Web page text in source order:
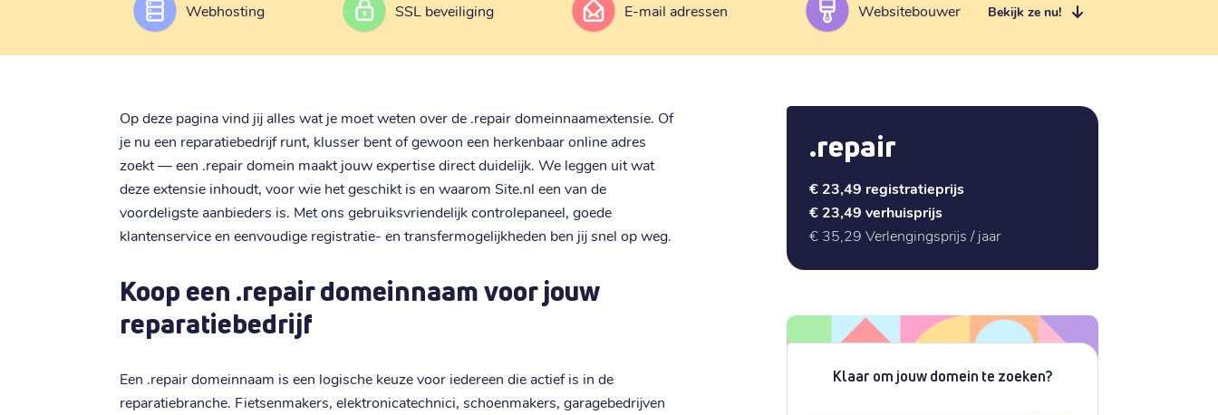
Webhosting SSL beveiliging E-mail adressen Websitebouwer Bekijk ze nu!
Op deze pagina vind jij alles wat je moet weten over de .repair domeinnaamextensie. Of
je nu een reparatiebedrijf runt, klusser bent of gewoon een herkenbaar online adres
zoekt — een .repair domein maakt jouw expertise direct duidelijk. We leggen uit wat
deze extensie inhoudt, voor wie het geschikt is en waarom Site.nl een van de
voordeligste aanbieders is. Met ons gebruiksvriendelijk controlepaneel, goede
klantenservice en eenvoudige registratie- en transfermogelijkheden ben jij snel op weg.
Koop een .repair domeinnaam voor jouw
reparatiebedrijf
Een .repair domeinnaam is een logische keuze voor iedereen die actief is in de
reparatiebranche. Fietsenmakers, elektronicatechnici, schoenmakers, garagebedrijven
.repair
€ 23,49 registratieprijs
€ 23,49 verhuisprijs
€ 35,29 Verlengingsprijs / jaar
Klaar om jouw domein te zoeken?